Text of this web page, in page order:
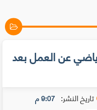
عن العمل بعد
تاريخ النشر: 9:07 م